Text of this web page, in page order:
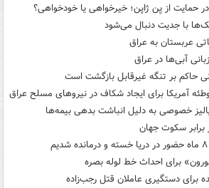
حمایت از یِن ژاپن؛ خیرخواهی یا خودخواهی؟
با جدیت دنبال می‌شود
عربستان به عراق
حاکم بر تنگه غیرقابل بازگشت است
آمریکا برای ایجاد شکاف در نیروهای مسلح عراق
خصوصی به دلیل انباشت بدهی بیمه‌ها
برابر سکوت جهان
برای احداث خط لوله بصره
برای دستگیری عاملان قتل رجب‌زاده